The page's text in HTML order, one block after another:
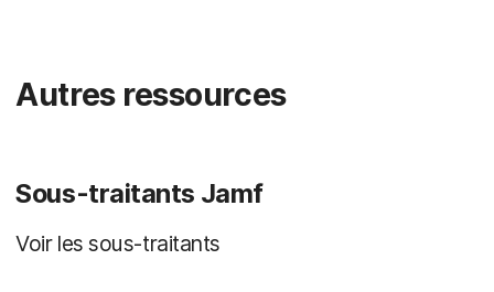
Autres ressources
Sous-traitants Jamf
Voir les sous-traitants